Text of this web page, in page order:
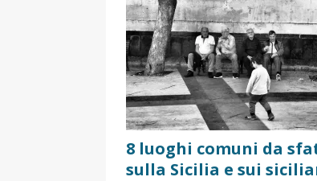
8 luoghi comuni da
sulla Sicilia e sui